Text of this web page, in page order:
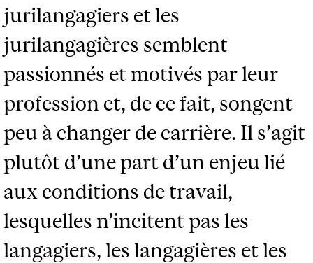
jurilangagiers et les
jurilangagières semblent
passionnés et motivés par leur
profession et, de ce fait, songent
peu à changer de carrière. Il s’agit
plutôt d’une part d’un enjeu lié
aux conditions de travail,
lesquelles n’incitent pas les
langagiers, les langagières et les